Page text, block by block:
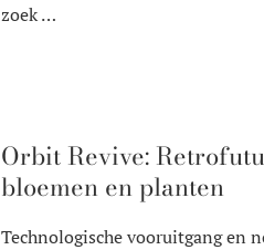
zoek …
Orbit Revive:
bloemen en planten
Technologische vooruitgang en